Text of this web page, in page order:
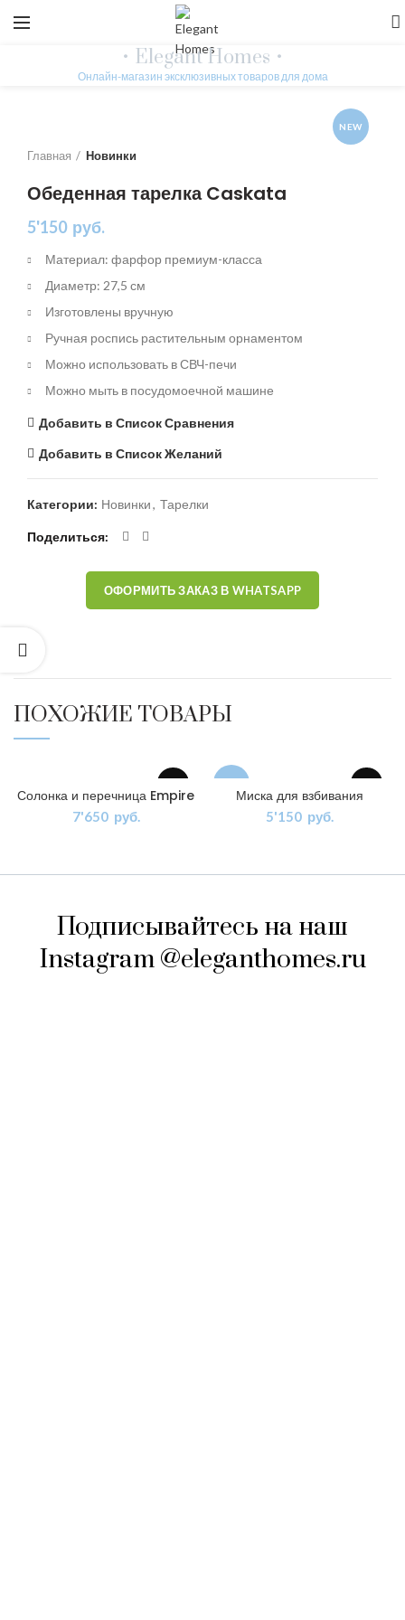
• Elegant Homes •
Онлайн-магазин эксклюзивных товаров для дома
NEW
Главная Новинки
Обеденная тарелка Caskata
5'150 руб.
Материал: фарфор премиум-класса
Диаметр: 27,5 см
Изготовлены вручную
Ручная роспись растительным орнаментом
Можно использовать в СВЧ-печи
Можно мыть в посудомоечной машине
Добавить в Список Сравнения
Добавить в Список Желаний
Категории: Новинки, Тарелки
Поделиться
ОФОРМИТЬ ЗАКАЗ В WHATSAPP
ПОХОЖИЕ ТОВАРЫ
Солонка и перечница Empire
7'650 руб.
Миска для взбивания
5'150 руб.
Подписывайтесь на наш
Instagram @eleganthomes.ru